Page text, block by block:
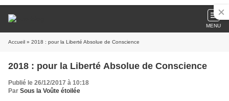
MENU
Accueil » 2018 : pour la Liberté Absolue de Conscience
2018 : pour la Liberté Absolue de Conscience
Publié le 26/12/2017 à 10:18
Par Sous la Voûte étoilée